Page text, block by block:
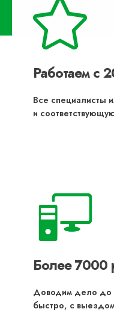
Работаем с
Все специалисты
и
Более 7000
Доводим дело до
быстро, с